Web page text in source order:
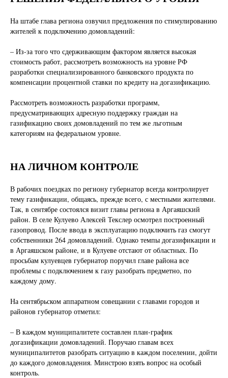
На штабе глава региона озвучил предложения по стимулированию
жителей к подключению домовладений:
– Из-за того что сдерживающим фактором является высокая
стоимость работ, рассмотреть возможность на уровне РФ
разработки специализированного банковского продукта по
компенсации процентной ставки по кредиту на догазификацию.
Рассмотреть возможность разработки программ,
предусматривающих адресную поддержку граждан на
газификацию своих домовладений по тем же льготным
категориям на федеральном уровне.
НА ЛИЧНОМ КОНТРОЛЕ
В рабочих поездках по региону губернатор всегда контролирует
тему газификации, общаясь, прежде всего, с местными жителями.
Так, в сентябре состоялся визит главы региона в Аргаяшский
район. В селе Кулуево Алексей Текслер осмотрел построенный
газопровод. После ввода в эксплуатацию подключить газ смогут
собственники 264 домовладений. Однако темпы догазификации и
в Аргаяшском районе, и в Кулуеве отстают от областных. По
просьбам кулуевцев губернатор поручил главе района все
проблемы с подключением к газу разобрать предметно, по
каждому дому.
На сентябрьском аппаратном совещании с главами городов и
районов губернатор отметил:
– В каждом муниципалитете составлен план-график
догазификации домовладений. Поручаю главам всех
муниципалитетов разобрать ситуацию в каждом поселении, дойти
до каждого домовладения. Минстрою взять вопрос на особый
контроль.